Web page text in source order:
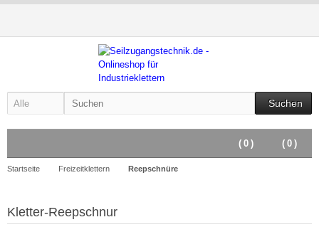
Suchen
( 0 )
( 0 )
Startseite Freizeitklettern Reepschnüre
Kletter-Reepschnur